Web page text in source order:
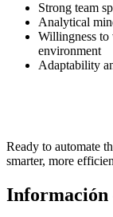
Strong team
Analytical
Willingness to
environment
Adaptability
Ready to automate
smarter, more
Información